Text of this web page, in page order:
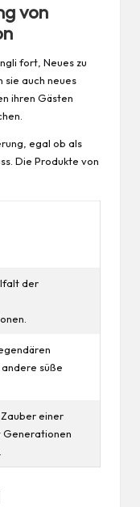
von
fort, Neues zu
sie auch neues
ihren Gästen
egal ob als
Die Produkte von
der
süße
einer
Generationen